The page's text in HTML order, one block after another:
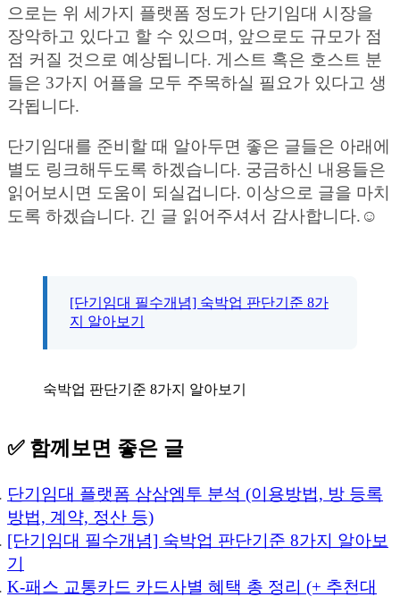
으로는 위 세가지 플랫폼 정도가 단기임대 시장을
장악하고 있다고 할 수 있으며, 앞으로도 규모가 점
점 커질 것으로 예상됩니다. 게스트 혹은 호스트 분
들은 3가지 어플을 모두 주목하실 필요가 있다고 생
각됩니다.
단기임대를 준비할 때 알아두면 좋은 글들은 아래에
별도 링크해두도록 하겠습니다. 궁금하신 내용들은
읽어보시면 도움이 되실겁니다. 이상으로 글을 마치
도록 하겠습니다. 긴 글 읽어주셔서 감사합니다.☺️
[단기임대 필수개념] 숙박업 판단기준 8가
지 알아보기
숙박업 판단기준 8가지 알아보기
✅ 함께보면 좋은 글
단기임대 플랫폼 삼삼엠투 분석 (이용방법, 방 등록
방법, 계약, 정산 등)
[단기임대 필수개념] 숙박업 판단기준 8가지 알아보
기
K-패스 교통카드 카드사별 혜택 총 정리 (+ 추천대